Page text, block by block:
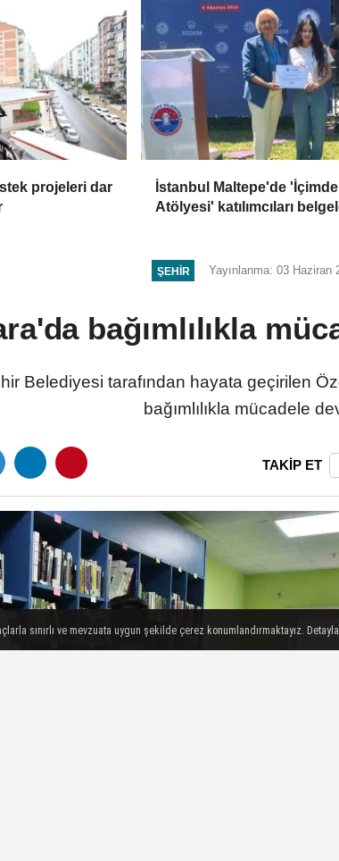
projeleri dar
İstanbul Maltepe'de
Atölyesi' katılımcıları
ŞEHIR Yayınlanma: 03 Haziran
bağımlılıkla
Belediyesi tarafından hayata geçirilen
bağımlılıkla mücadele
TAKİP ET
sınırlı ve mevzuata uygun şekilde çerez konumlandırmaktayız.